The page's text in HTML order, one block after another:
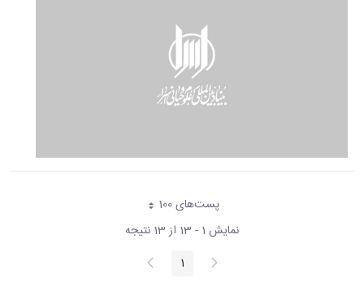
پست‌‌های 100هر صفحه
نمایش 1 - 13 از 13 نتیجه
پیغام
قبلی صفحه1 صفحه
بعد